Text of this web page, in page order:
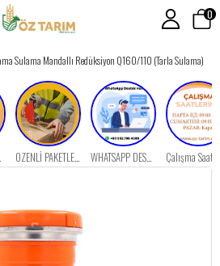
0
Sulama Mandallı Redüksiyon Q160/110 (Tarla Sulama)
ÖZENLİ PAKETLEME WHATSAPP DESTEK